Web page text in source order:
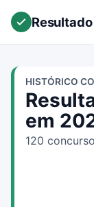
HISTÓRICO
em
120